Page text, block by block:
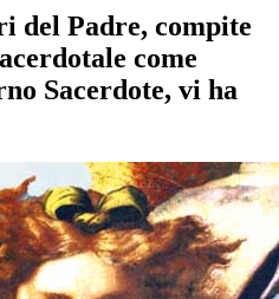
del Padre, compite
come
Sacerdote, vi ha